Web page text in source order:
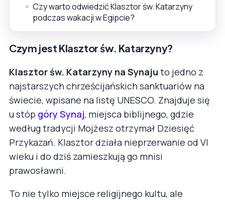
Czy warto odwiedzić Klasztor św. Katarzyny
podczas wakacji w Egipcie?
Czym jest Klasztor św. Katarzyny?
Klasztor św. Katarzyny na Synaju to jedno z
najstarszych chrześcijańskich sanktuariów na
świecie, wpisane na listę UNESCO. Znajduje się
u stóp góry Synaj, miejsca biblijnego, gdzie
według tradycji Mojżesz otrzymał Dziesięć
Przykazań. Klasztor działa nieprzerwanie od VI
wieku i do dziś zamieszkują go mnisi
prawosławni.
To nie tylko miejsce religijnego kultu, ale